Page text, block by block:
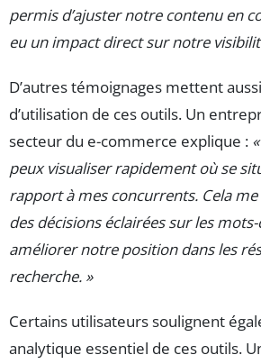
permis d’ajuster notre contenu en
eu un impact direct sur notre
D’autres témoignages mettent
d’utilisation de ces outils. Un
secteur du e-commerce explique :
peux visualiser rapidement où se
rapport à mes concurrents. Cela
des décisions éclairées sur les
améliorer notre position dans les
recherche. »
Certains utilisateurs soulignent
analytique essentiel de ces outils.